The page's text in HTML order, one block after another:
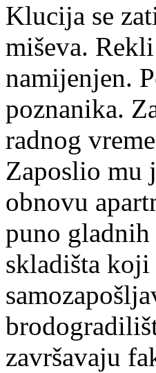
Klucija se
miševa.
namijenjen.
poznanika.
radnog
Zaposlio mu
obnovu
puno gladnih
skladišta
završavaju